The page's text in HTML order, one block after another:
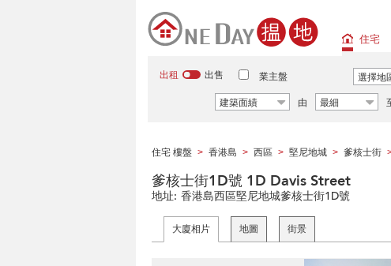
住宅
出租 出售 業主盤 選擇地
建築面績
由 最細
住宅 樓盤 > 香港島 > 西區 > 堅尼地城 > 爹核士街
爹核士街1D號 1D Davis Street
地址: 香港島西區堅尼地城爹核士街1D號
大廈相片 地圖 街景